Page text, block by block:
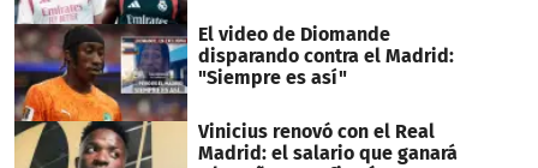
El video de Diomande
disparando contra el Madrid:
"Siempre es así"
Vinicius renovó con el Real
Madrid: el salario que ganará